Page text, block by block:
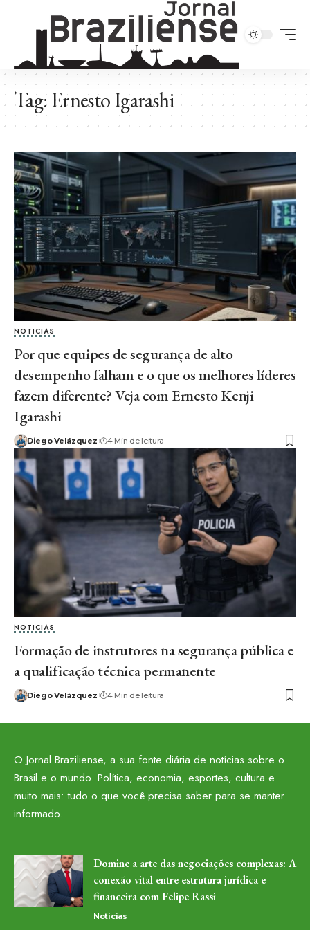
Tag:Ernesto Igarashi
NOTICIAS
Por que equipes de segurança de alto
desempenho falham e o que os melhores líderes
fazem diferente? Veja com Ernesto Kenji
Igarashi
Diego Velázquez 4 Min de leitura
NOTICIAS
Formação de instrutores na segurança pública e
a qualificação técnica permanente
Diego Velázquez 4 Min de leitura
O Jornal Braziliense, a sua fonte diária de notícias sobre o
Brasil e o mundo. Política, economia, esportes, cultura e
muito mais: tudo o que você precisa saber para se manter
informado.
Domine a arte das negociações complexas: A
conexão vital entre estrutura jurídica e
financeira com Felipe Rassi
Noticias